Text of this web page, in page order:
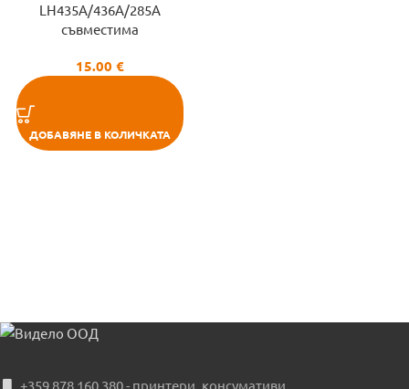
LH435A/436A/285A
съвместима
15.00 €
ДОБАВЯНЕ В КОЛИЧКАТА
+359 878 160 380 - принтери, консумативи